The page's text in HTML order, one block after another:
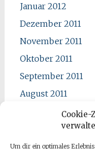
Cookie-
Um dir ein optimales
Januar 2012
Dezember 2011
November 2011
Oktober 2011
September 2011
August 2011
Mai 2011